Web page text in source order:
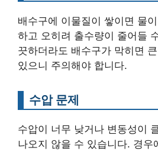
배수구에 이물질이 쌓이면 물
하고 오히려 출수량이 줄어들
끗하더라도 배수구가 막히면
있으니 주의해야 합니다.
수압 문제
수압이 너무 낮거나 변동성이
나오지 않을 수 있습니다. 경우